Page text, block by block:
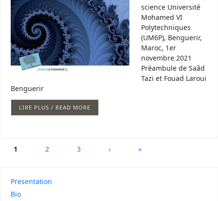
science Université
Mohamed VI
Polytechniques
(UM6P), Benguerir,
Maroc, 1er
novembre 2021
Préambule de Saâd
Tazi et Fouad Laroui
Benguerir
LIRE PLUS / READ MORE
1 2 3 › »
Presentation
Bio